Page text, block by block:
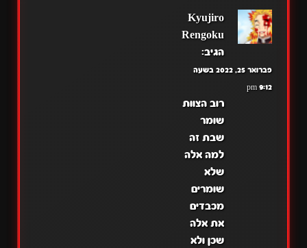
Kyujiro
Rengoku
הגיב:
פברואר 25, 2022 בשעה
9:12 pm
רוב הצוות
שומר
שבת זה
למה אלה
שלא
שומרים
מכבדים
את אלה
שכן ולא